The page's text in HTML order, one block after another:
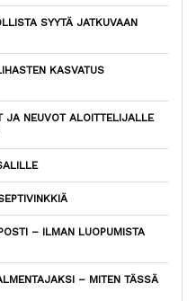
SYYTÄ JATKUVAAN
KASVATUS
JA NEUVOT ALOITTELIJALLE
– ILMAN LUOPUMISTA
– MITEN TÄSSÄ